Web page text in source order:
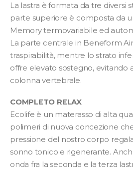
La lastra è formata da tre diversi
parte superiore è composta da
Memory termovariabile ed
La parte centrale in Beneform
traspirabilità, mentre lo strato
offre elevato sostegno, evitando
colonna vertebrale.
COMPLETO RELAX
Ecolife è un materasso di alta
polimeri di nuova concezione
pressione del nostro corpo
sonno tonico e rigenerante.
onda fra la seconda e la terza